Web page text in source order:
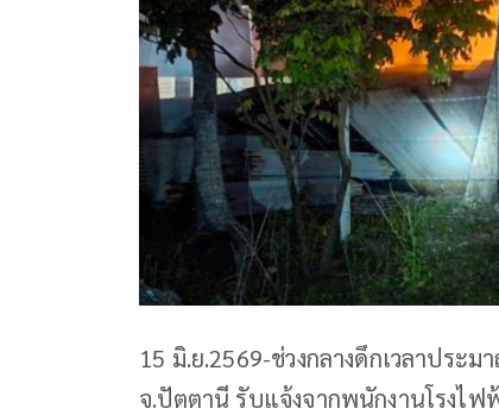
15 มิ.ย.2569-ช่วงกลางดึกเวลาประ
จ.ปัตตานี รับแจ้งจากพนักงานโรงไฟ